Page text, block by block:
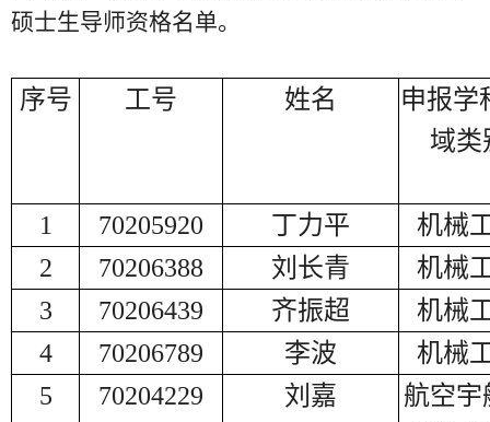
硕士生导师资格名单。
序号 工号 姓名
申报学
域类
1 70205920 丁力平
机械
2
70206388 刘长青
机械
3
70206439 齐振超
机械
4
70206789 李波
机械
5
70204229 刘嘉
航空宇